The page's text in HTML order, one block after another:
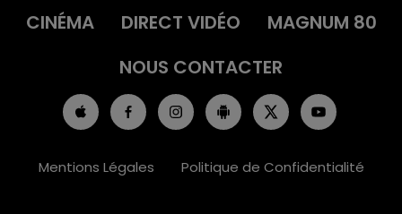
CINÉMA
DIRECT VIDÉO
MAGNUM 80
NOUS CONTACTER
Mentions Légales Politique de Confidentialité